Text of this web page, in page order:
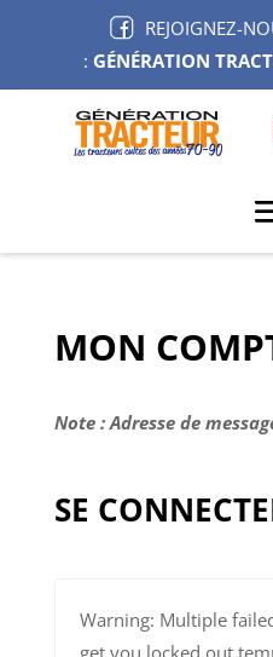
REJOIGNEZ-
: GÉNÉRATION
MON
Note : Adresse de
SE
Warning: Multiple
get you locked out